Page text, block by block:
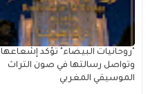
"روحانيات البيضاء" تؤكد إشعاعها
وتواصل رسالتها في صون التراث
الموسيقي المغربي